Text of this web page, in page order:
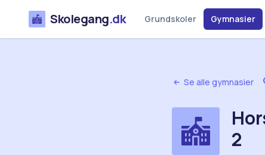
Skolegang.dk Grundskoler Gymnasier
Se alle gymnasier
2